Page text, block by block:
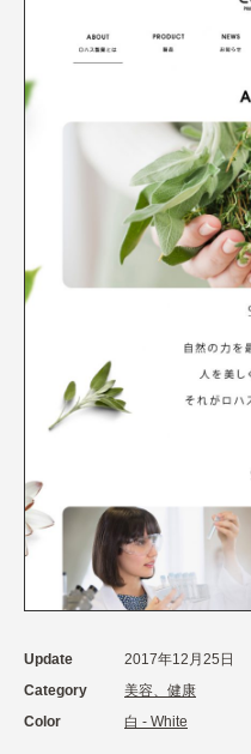
Update
2017年12月25日
Category
美容、健康
Color
白 - White